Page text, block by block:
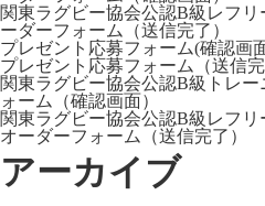
関東ラグビー協会公認B級レフ
ーダーフォーム（送信完了）
プレゼント応募フォーム(確認画
プレゼント応募フォーム（送信完
関東ラグビー協会公認B級トレ
ォーム（確認画面）
関東ラグビー協会公認B級レフ
オーダーフォーム（送信完了）
アーカイブ